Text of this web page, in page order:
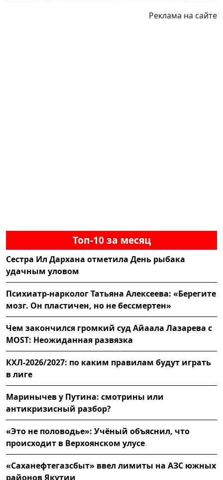
Реклама на сайте
Топ-10 за месяц
Сестра Ил Дархана отметила День рыбака
удачным уловом
Психиатр-нарколог Татьяна Алексеева: «Берегите
мозг. Он пластичен, но не бессмертен»
Чем закончился громкий суд Айаала Лазарева с
MOST: Неожиданная развязка
КХЛ-2026/2027: по каким правилам будут играть
в лиге
Маринычев у Путина: смотрины или
антикризисный разбор?
«Это не половодье»: Учёный объяснил, что
происходит в Верхоянском улусе
«Саханефтегазсбыт» ввел лимиты на АЗС южных
районов Якутии